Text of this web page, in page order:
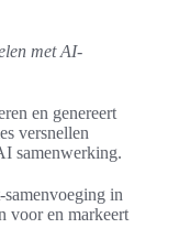
met AI-
en genereert
versnellen
samenwerking.
in
voor en markeert